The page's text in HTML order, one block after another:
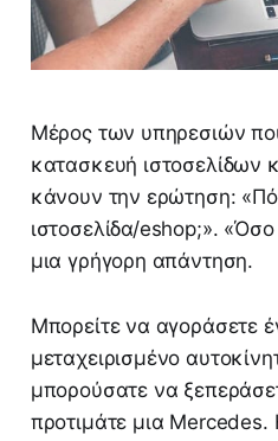
Μέρος των υπηρεσιών
κατασκευή ιστοσελίδων
κάνουν την ερώτηση:
ιστοσελίδα/eshop;».
μια γρήγορη απάντηση.
Μπορείτε να αγοράσετε
μεταχειρισμένο
μπορούσατε να
προτιμάτε μια Mercedes.